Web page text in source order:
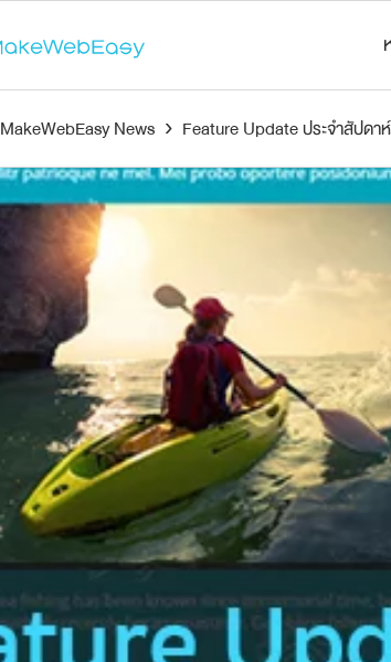
MakeWebEasy News › Feature Update ประจำสัปดา